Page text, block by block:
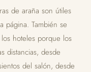
de araña son útiles
También se
hoteles porque los
distancias, desde
del salón, desde